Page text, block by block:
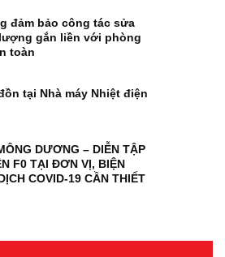
đảm bảo công tác sửa
gắn liền với phòng
toàn
tại Nhà máy Nhiệt điện
DƯƠNG – DIỄN TẬP
F0 TẠI ĐƠN VỊ, BIỆN
COVID-19 CẦN THIẾT